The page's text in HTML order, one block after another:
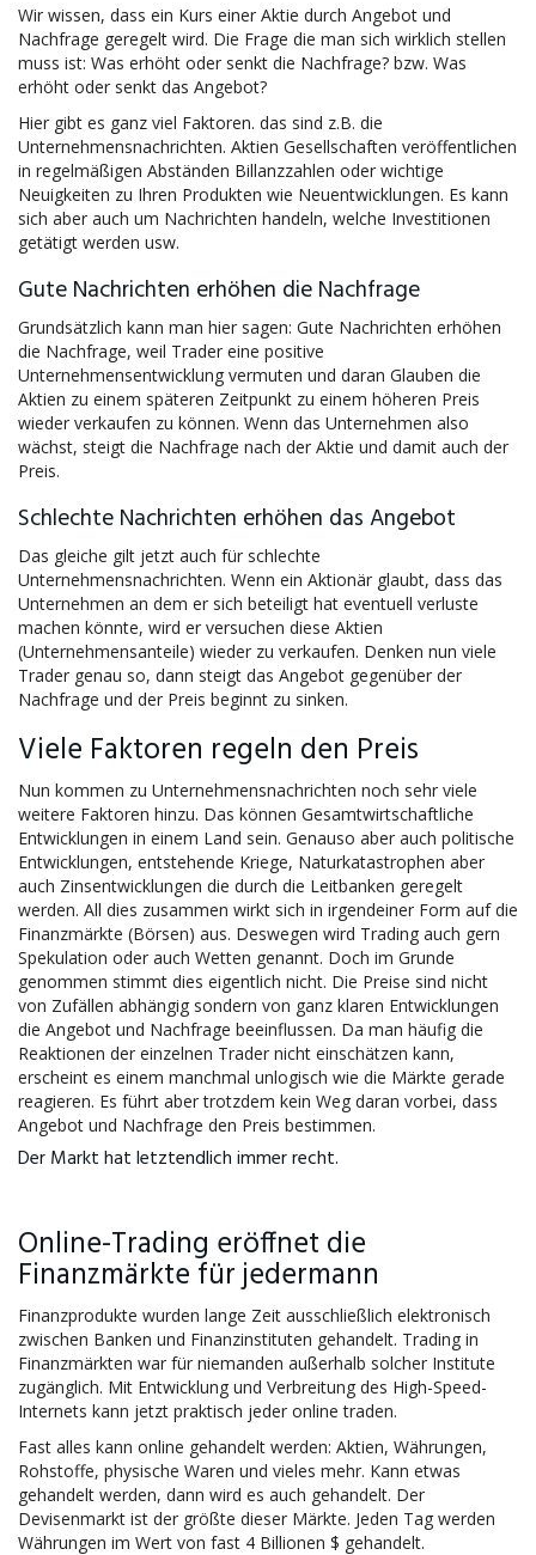
Wir wissen, dass ein Kurs einer Aktie durch Angebot und
Nachfrage geregelt wird. Die Frage die man sich wirklich stellen
muss ist: Was erhöht oder senkt die Nachfrage? bzw. Was
erhöht oder senkt das Angebot?
Hier gibt es ganz viel Faktoren. das sind z.B. die
Unternehmensnachrichten. Aktien Gesellschaften veröffentlichen
in regelmäßigen Abständen Billanzzahlen oder wichtige
Neuigkeiten zu Ihren Produkten wie Neuentwicklungen. Es kann
sich aber auch um Nachrichten handeln, welche Investitionen
getätigt werden usw.
Gute Nachrichten erhöhen die Nachfrage
Grundsätzlich kann man hier sagen: Gute Nachrichten erhöhen
die Nachfrage, weil Trader eine positive
Unternehmensentwicklung vermuten und daran Glauben die
Aktien zu einem späteren Zeitpunkt zu einem höheren Preis
wieder verkaufen zu können. Wenn das Unternehmen also
wächst, steigt die Nachfrage nach der Aktie und damit auch der
Preis.
Schlechte Nachrichten erhöhen das Angebot
Das gleiche gilt jetzt auch für schlechte
Unternehmensnachrichten. Wenn ein Aktionär glaubt, dass das
Unternehmen an dem er sich beteiligt hat eventuell verluste
machen könnte, wird er versuchen diese Aktien
(Unternehmensanteile) wieder zu verkaufen. Denken nun viele
Trader genau so, dann steigt das Angebot gegenüber der
Nachfrage und der Preis beginnt zu sinken.
Viele Faktoren regeln den Preis
Nun kommen zu Unternehmensnachrichten noch sehr viele
weitere Faktoren hinzu. Das können Gesamtwirtschaftliche
Entwicklungen in einem Land sein. Genauso aber auch politische
Entwicklungen, entstehende Kriege, Naturkatastrophen aber
auch Zinsentwicklungen die durch die Leitbanken geregelt
werden. All dies zusammen wirkt sich in irgendeiner Form auf die
Finanzmärkte (Börsen) aus. Deswegen wird Trading auch gern
Spekulation oder auch Wetten genannt. Doch im Grunde
genommen stimmt dies eigentlich nicht. Die Preise sind nicht
von Zufällen abhängig sondern von ganz klaren Entwicklungen
die Angebot und Nachfrage beeinflussen. Da man häufig die
Reaktionen der einzelnen Trader nicht einschätzen kann,
erscheint es einem manchmal unlogisch wie die Märkte gerade
reagieren. Es führt aber trotzdem kein Weg daran vorbei, dass
Angebot und Nachfrage den Preis bestimmen.
Der Markt hat letztendlich immer recht.
Online-Trading eröffnet die
Finanzmärkte für jedermann
Finanzprodukte wurden lange Zeit ausschließlich elektronisch
zwischen Banken und Finanzinstituten gehandelt. Trading in
Finanzmärkten war für niemanden außerhalb solcher Institute
zugänglich. Mit Entwicklung und Verbreitung des High-Speed-
Internets kann jetzt praktisch jeder online traden.
Fast alles kann online gehandelt werden: Aktien, Währungen,
Rohstoffe, physische Waren und vieles mehr. Kann etwas
gehandelt werden, dann wird es auch gehandelt. Der
Devisenmarkt ist der größte dieser Märkte. Jeden Tag werden
Währungen im Wert von fast 4 Billionen $ gehandelt.